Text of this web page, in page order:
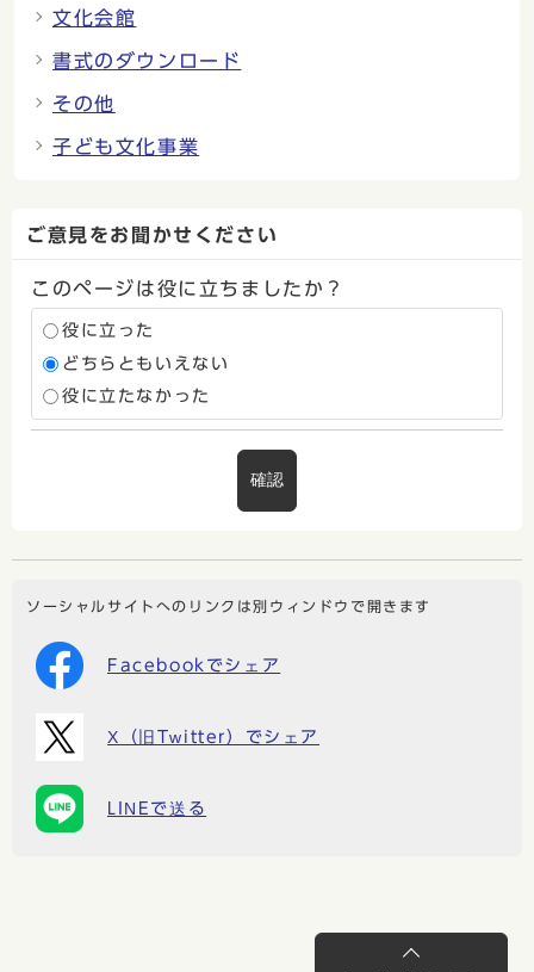
文化会館
書式のダウンロード
その他
子ども文化事業
ご意見をお聞かせください
このページは役に立ちましたか？
役に立った
どちらともいえない
役に立たなかった
確認
ソーシャルサイトへのリンクは別ウィンドウで開きます
Facebookでシェア
X（旧Twitter）でシェア
LINEで送る